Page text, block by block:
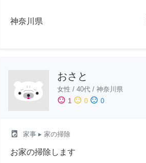
神奈川県
おさと
女性 / 40代/ 神奈川県
sentiment_satisfied 1 sentiment_neutral 0 sentiment_dissatisfied 0
local_laundry_service 家事▸ 家の掃除
お家の掃除します